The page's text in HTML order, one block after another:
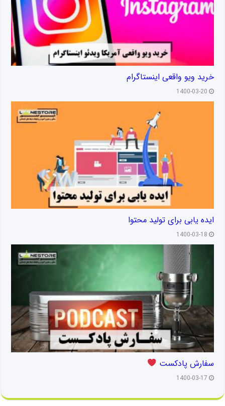
خرید ویو واقعی اینستاگرام
1400-03-20
ایده یابی برای تولید محتوا
1400-03-18
سفارش پادکست
1400-03-17